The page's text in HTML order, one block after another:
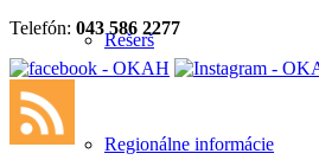
Rešerš
Regionálne informácie
Telefón: 043 586 2277